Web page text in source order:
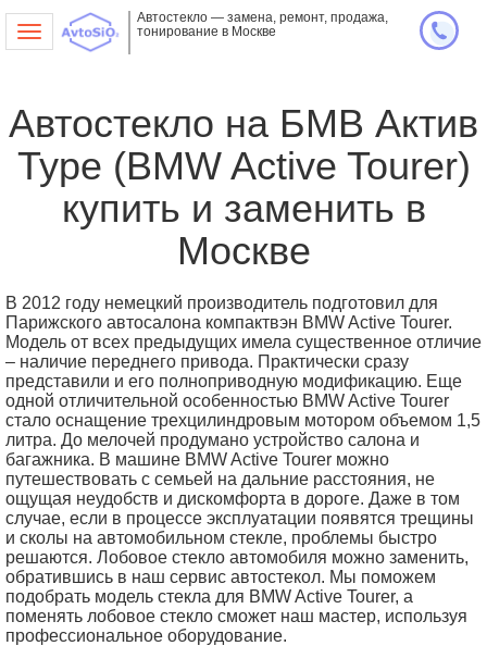
Toggle
Автостекло — замена, ремонт, продажа,
тонирование в Москве
Автостекло на БМВ Актив
Туре (BMW Active Tourer)
купить и заменить в
Москве
В 2012 году немецкий производитель подготовил для
Парижского автосалона компактвэн BMW Active Tourer.
Модель от всех предыдущих имела существенное отличие
– наличие переднего привода. Практически сразу
представили и его полноприводную модификацию. Еще
одной отличительной особенностью BMW Active Tourer
стало оснащение трехцилиндровым мотором объемом 1,5
литра. До мелочей продумано устройство салона и
багажника. В машине BMW Active Tourer можно
путешествовать с семьей на дальние расстояния, не
ощущая неудобств и дискомфорта в дороге. Даже в том
случае, если в процессе эксплуатации появятся трещины
и сколы на автомобильном стекле, проблемы быстро
решаются. Лобовое стекло автомобиля можно заменить,
обратившись в наш сервис автостекол. Мы поможем
подобрать модель стекла для BMW Active Tourer, а
поменять лобовое стекло сможет наш мастер, используя
профессиональное оборудование.